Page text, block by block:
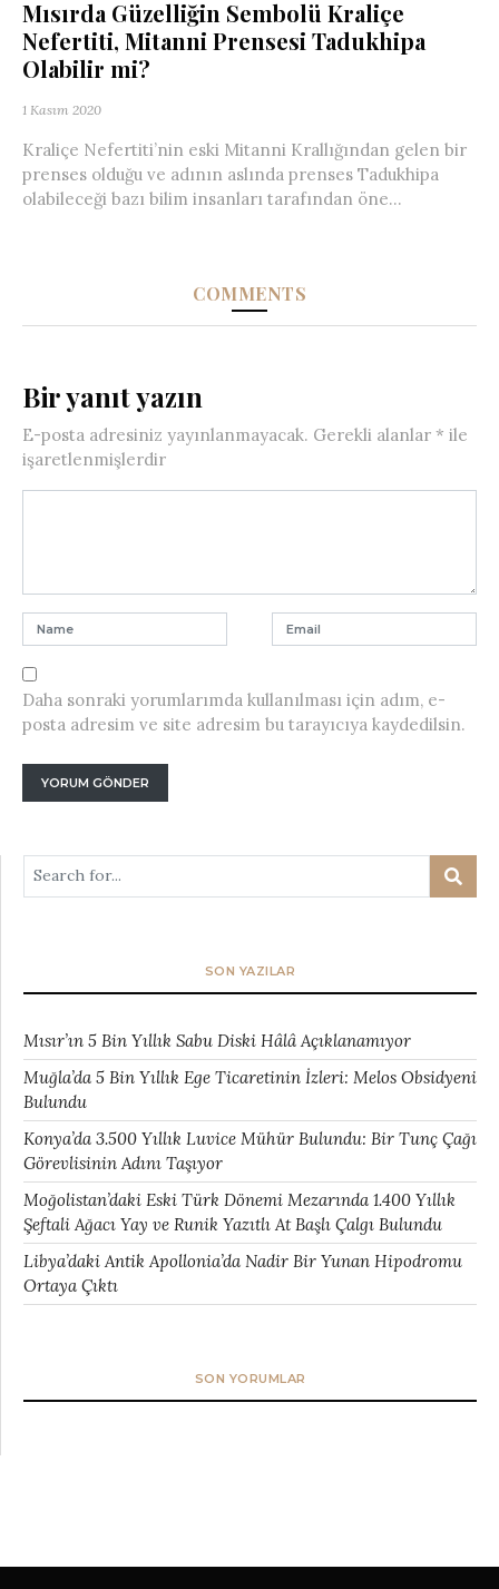
Mısırda Güzelliğin Sembolü Kraliçe
Nefertiti, Mitanni Prensesi Tadukhipa
Olabilir mi?
1 Kasım 2020
Kraliçe Nefertiti’nin eski Mitanni Krallığından gelen bir
prenses olduğu ve adının aslında prenses Tadukhipa
olabileceği bazı bilim insanları tarafından öne...
COMMENTS
Bir yanıt yazın
E-posta adresiniz yayınlanmayacak. Gerekli alanlar * ile
işaretlenmişlerdir
Daha sonraki yorumlarımda kullanılması için adım, e-
posta adresim ve site adresim bu tarayıcıya kaydedilsin.
SON YAZILAR
Mısır’ın 5 Bin Yıllık Sabu Diski Hâlâ Açıklanamıyor
Muğla’da 5 Bin Yıllık Ege Ticaretinin İzleri: Melos Obsidyeni
Bulundu
Konya’da 3.500 Yıllık Luvice Mühür Bulundu: Bir Tunç Çağı
Görevlisinin Adını Taşıyor
Moğolistan’daki Eski Türk Dönemi Mezarında 1.400 Yıllık
Şeftali Ağacı Yay ve Runik Yazıtlı At Başlı Çalgı Bulundu
Libya’daki Antik Apollonia’da Nadir Bir Yunan Hipodromu
Ortaya Çıktı
SON YORUMLAR